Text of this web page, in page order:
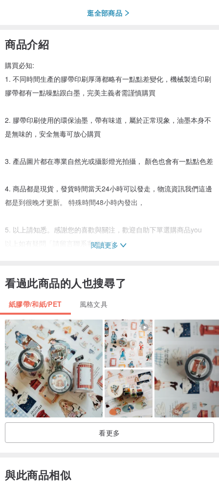
逛全部商品
商品介紹
購買必知:
1. 不同時間生產的膠帶印刷厚薄都略有一點點差變化，機械製造印刷
膠帶都有一點噪點跟白墨，完美主義者需謹慎購買
2. 膠帶印刷使用的環保油墨，帶有味道，屬於正常現象，油墨本身不
是無味的，安全無毒可放心購買
3. 產品圖片都在專業自然光或攝影燈光拍攝， 顏色也會有一點點色差
4. 商品都是現貨，發貨時間當天24小時可以發走，物流資訊我們這邊
都是到很晚才更新。 特殊時間48小時內發出，
5. 以上請知悉。感謝您的喜歡與關注，歡迎自助下單選購商品you
以上如有疑問「請留言聯系客服(^o^)」
閱讀更多
看過此商品的人也搜尋了
紙膠帶/和紙/PET 風格文具
看更多
與此商品相似